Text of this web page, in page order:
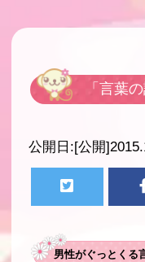
「言葉
公開日:[公開
男性がぐっとくる